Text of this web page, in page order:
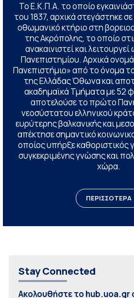
Το Ε.Κ.Π.Α. το οποίο
του 1837, αρχικά στεγάστηκε
οθωμανικό κτήριο στη
της Ακρόπολης, το οποίο
ανακαινιστεί και
Πανεπιστημίου. Αρχικά
Πανεπιστήμιο» από το όνομα
της Ελλάδας Όθωνα και
ακαδημαϊκά Τμήματα με 52
αποτελούσε το πρώτο
νεοσύστατου ελληνικού
ευρύτερης βαλκανικής και
απέκτησε σημαντικό
οποίος υπήρξε καθοριστικός
συγκεκριμένης γνώσης και
χώρα.
ΠΕΡΙΣΣΟΤΕΡΑ
Stay Connected
Ακολουθήστε το hub.uoa.gr